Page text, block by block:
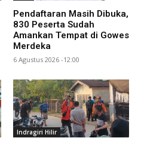
Pendaftaran Masih Dibuka,
830 Peserta Sudah
Amankan Tempat di Gowes
Merdeka
6 Agustus 2026 -12:00
Indragiri Hilir